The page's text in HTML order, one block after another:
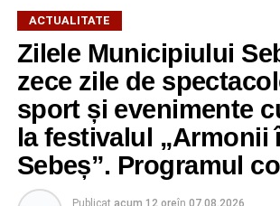
În urma impactului, bărbatul a fost
autoturisme parcate regulamentar pe
Victima a suferit leziuni și a fost
pentru investigații și îngrijiri medicale.
Atât conducătorul auto, cât și biciclistul
aparatul etilotest, rezultatele fiind
Polițiștii au deschis un dosar penal și
ACTUALITATE
Zilele Municipiului
zece zile de
sport și evenimente
la festivalul „Armonii
Sebeș”. Programul
Publicat acum 12 oreîn 07.08.2026